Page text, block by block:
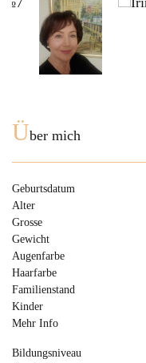
Über mich
Geburtsdatum
Alter
Grosse
Gewicht
Augenfarbe
Haarfarbe
Familienstand
Kinder
Mehr Info
Bildungsniveau